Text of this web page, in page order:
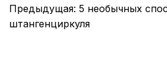
Навигация
по
Предыдущая: 5 необычных
штангенциркуля